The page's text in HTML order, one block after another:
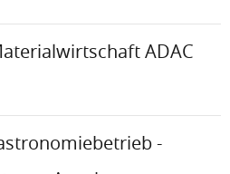
ADAC
-